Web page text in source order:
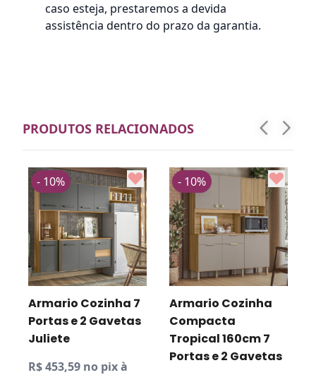
caso esteja, prestaremos a devida
assistência dentro do prazo da garantia.
PRODUTOS RELACIONADOS
Armario Cozinha 7
Portas e 2 Gavetas
Juliete
R$ 453,59 no pix à
- 10%
Armario Cozinha
Compacta
Tropical 160cm 7
Portas e 2 Gavetas
- 10%